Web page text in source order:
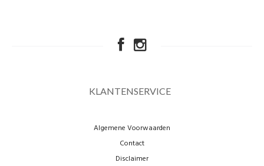
KLANTENSERVICE
Algemene Voorwaarden
Contact
Disclaimer